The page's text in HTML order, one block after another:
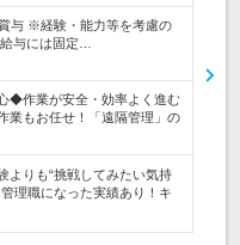
与 ※経験・能力等を考慮の
与には固定…
◆作業が安全・効率よく進む
業もお任せ！「遠隔管理」の
よりも“挑戦してみたい気持
理職になった実績あり！キ